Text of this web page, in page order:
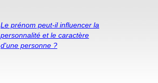
Le prénom peut-il influencer la
personnalité et le caractère
d'une personne ?